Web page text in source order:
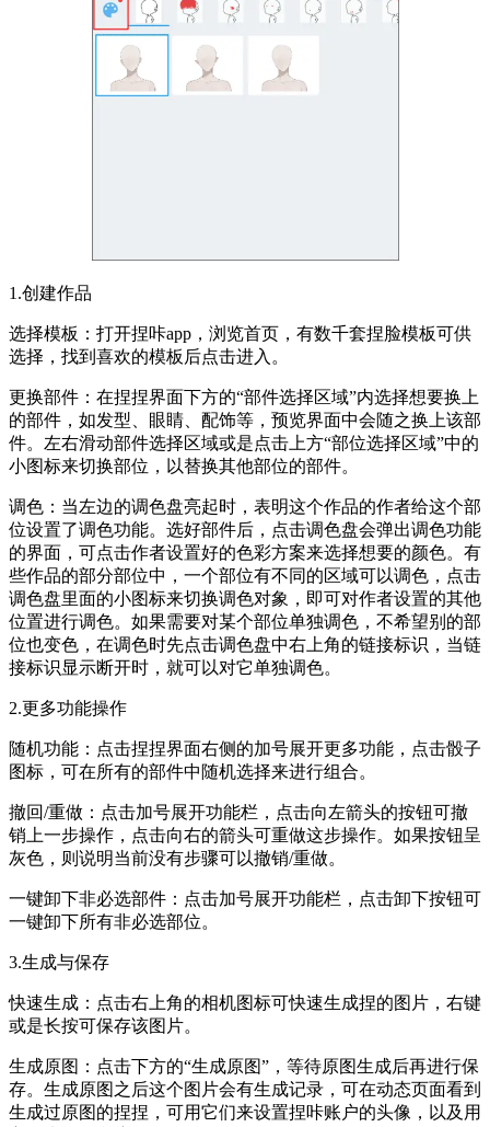
1.创建作品
选择模板：打开捏咔app，浏览首页，有数千套捏脸模板可供
选择，找到喜欢的模板后点击进入。
更换部件：在捏捏界面下方的“部件选择区域”内选择想要换上
的部件，如发型、眼睛、配饰等，预览界面中会随之换上该部
件。左右滑动部件选择区域或是点击上方“部位选择区域”中的
小图标来切换部位，以替换其他部位的部件。
调色：当左边的调色盘亮起时，表明这个作品的作者给这个部
位设置了调色功能。选好部件后，点击调色盘会弹出调色功能
的界面，可点击作者设置好的色彩方案来选择想要的颜色。有
些作品的部分部位中，一个部位有不同的区域可以调色，点击
调色盘里面的小图标来切换调色对象，即可对作者设置的其他
位置进行调色。如果需要对某个部位单独调色，不希望别的部
位也变色，在调色时先点击调色盘中右上角的链接标识，当链
接标识显示断开时，就可以对它单独调色。
2.更多功能操作
随机功能：点击捏捏界面右侧的加号展开更多功能，点击骰子
图标，可在所有的部件中随机选择来进行组合。
撤回/重做：点击加号展开功能栏，点击向左箭头的按钮可撤
销上一步操作，点击向右的箭头可重做这步操作。如果按钮呈
灰色，则说明当前没有步骤可以撤销/重做。
一键卸下非必选部件：点击加号展开功能栏，点击卸下按钮可
一键卸下所有非必选部位。
3.生成与保存
快速生成：点击右上角的相机图标可快速生成捏的图片，右键
或是长按可保存该图片。
生成原图：点击下方的“生成原图”，等待原图生成后再进行保
存。生成原图之后这个图片会有生成记录，可在动态页面看到
生成过原图的捏捏，可用它们来设置捏咔账户的头像，以及用